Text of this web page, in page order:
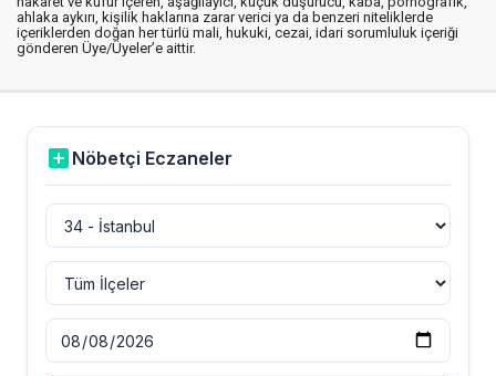
ahlaka aykırı, kişilik haklarına zarar verici ya da benzeri niteliklerde
içeriklerden doğan her türlü mali, hukuki, cezai, idari sorumluluk içeriği
gönderen Üye/Üyeler’e aittir.